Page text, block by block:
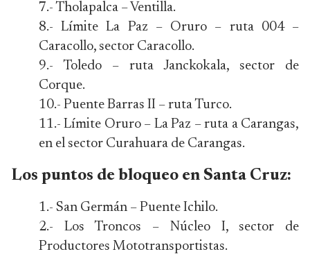
7.- Tholapalca – Ventilla.
8.- Límite La Paz – Oruro – ruta 004 –
Caracollo, sector Caracollo.
9.- Toledo – ruta Janckokala, sector de
Corque.
10.- Puente Barras II – ruta Turco.
11.- Límite Oruro – La Paz – ruta a Carangas,
en el sector Curahuara de Carangas.
Los puntos de bloqueo en Santa Cruz:
1.- San Germán – Puente Ichilo.
2.- Los Troncos – Núcleo I, sector de
Productores Mototransportistas.